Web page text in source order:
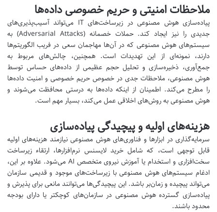
ملاحظات امنیتی و حریم خصوصی داده‌ها
پیاده‌سازی هوش مصنوعی در زیرساخت‌های IT می‌تواند آسیب‌پذیری‌های
جدیدی را نیز ایجاد کند. حملات خصمانه (Adversarial Attacks) به
سیستم‌های هوش مصنوعی که در آن‌ها مهاجمان سعی در فریب الگوریتم‌ها
دارند، نمونه‌ای از این تهدیدات است. همچنین، چالش‌های مربوط به
جمع‌آوری، ذخیره‌سازی و تحلیل حجم عظیمی از داده‌های حساس توسط
هوش مصنوعی، ملاحظات جدی در خصوص حریم خصوصی و امنیت داده‌ها
را مطرح می‌کند. اطمینان از اینکه داده‌ها به درستی محافظت می‌شوند و
هوش مصنوعی به روش‌های اخلاقی عمل می‌کند، بسیار مهم است.
هزینه‌های اولیه و پیچیدگی پیاده‌سازی
سرمایه‌گذاری در ابزارها و فناوری‌های هوش مصنوعی نیازمند هزینه‌های اولیه
قابل توجهی است، که شامل خرید لایسنس نرم‌افزارها، ارتقاء زیرساخت
سخت‌افزاری و استخدام یا آموزش نیروی متخصص AI می‌شود. علاوه بر این،
ادغام سیستم‌های هوش مصنوعی با زیرساخت‌های موجود و قدیمی سازمان
می‌تواند پیچیده و زمان‌بر باشد. این پیچیدگی‌ها می‌توانند مانعی برای پذیرش و
پیاده‌سازی گسترده هوش مصنوعی در سازمان‌های کوچکتر یا دارای بودجه
محدود باشند.